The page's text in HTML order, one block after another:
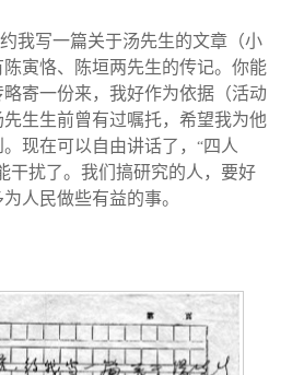
约我写一篇关于汤先生的文章（小
寅恪、陈垣两先生的传记。你能
寄一份来，我好作为依据（活动
生生前曾有过嘱托，希望我为他
现在可以自由讲话了， “四人
干扰了。我们搞研究的人，要好
人民做些有益的事。